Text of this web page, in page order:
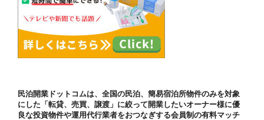
民泊開業ドットコムは、全国の民泊、簡易宿泊所物件のみを対象
にした「転貸、売買、譲渡」に絞って開業したいオーナー様に優
良な投資物件や運用代行業者をおつなぎする会員制の有料マッチ